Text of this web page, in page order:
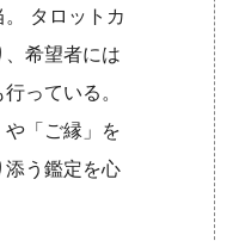
タロットカ
希望者には
っている。
「ご縁」を
添う鑑定を心